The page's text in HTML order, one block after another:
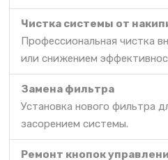
Чистка системы от
Профессиональная чистка
или снижением
Замена фильтра
Установка нового фильтра
засорением системы.
Ремонт кнопок